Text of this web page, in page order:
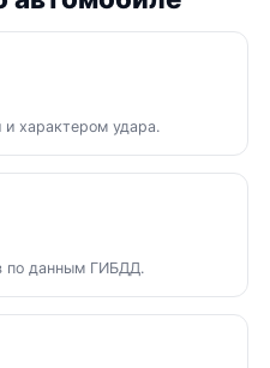
характером удара.
по данным ГИБДД.